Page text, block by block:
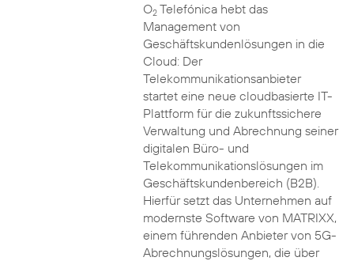
O2Telefónica hebt das
Management von
Geschäftskundenlösungen in die
Cloud: Der
Telekommunikationsanbieter
startet eine neue cloudbasierte IT-
Plattform für die zukunftssichere
Verwaltung und Abrechnung seiner
digitalen Büro- und
Telekommunikationslösungen im
Geschäftskundenbereich (B2B).
Hierfür setzt das Unternehmen auf
modernste Software von MATRIXX,
einem führenden Anbieter von 5G-
Abrechnungslösungen, die über